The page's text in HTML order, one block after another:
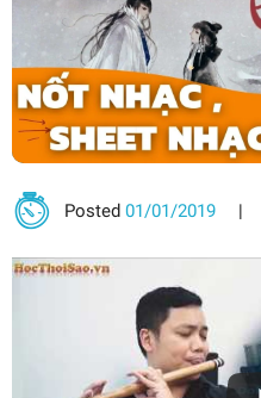
Posted01/01/2019